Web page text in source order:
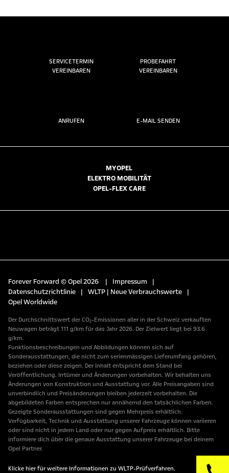
SERVICETERMIN
VEREINBAREN
PROBEFAHRT
VEREINBAREN
ANRUFEN E-MAIL SENDEN
MYOPEL
ELEKTRO MOBILITÄT
OPEL-FLEX CARE
Forever Forward © Opel 2026 | Impressum
|
Datenschutzrichtlinie
| WLTP | Neue Verbrauchswerte
|
Opel Worldwide
Der Durchschnittswert der CO₂-Emissionen aller in der Schweiz verkauften
Neuwagen beträgt 111 g/km für das Jahr 2026. Der Zielwert liegt bei 93.6
g/km.
Funktionsbeschreibungen und Abbildungen können sich auf
Sonderausstattungen, die nicht zum serienmässigen Lieferumfang gehören,
beziehen oder diese zeigen. Der Inhalt entspricht dem Stand bei
Veröffentlichung. Irrtümer und Änderungen vorbehalten. Wir behalten uns
Änderungen von Konstruktion und Ausstattung vor. Alle Preisangaben sind
unverbindlich und Preisänderungen bleiben jederzeit vorbehalten. Die
abgebildeten Farben entsprechen nur annähernd den tatsächlichen Farben.
Gezeigte Sonderausstattungen sind gegen Mehrpreis erhältlich.
Verfügbarkeit, Technik und Ausstattung unserer Fahrzeuge können variieren
oder sind nicht in jedem Land oder nur gegen Aufpreis erhältlich. Bitte
informiere dich über die genaue Ausstattung unserer Fahrzeuge bei deinem
Opel Partner.
Klicke hier für weitere Informationen zu WLTP-Prüfverfahren.